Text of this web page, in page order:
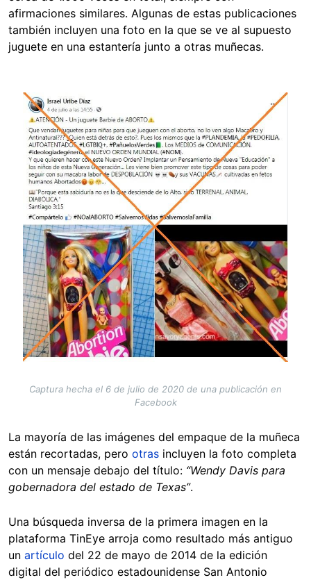
afirmaciones similares. Algunas de estas publicaciones
también incluyen una foto en la que se ve al supuesto
juguete en una estantería junto a otras muñecas.
Image
Captura hecha el 6 de julio de 2020 de una publicación en
Facebook
La mayoría de las imágenes del empaque de la muñeca
están recortadas, pero otras incluyen la foto completa
con un mensaje debajo del título: “Wendy Davis para
gobernadora del estado de Texas”.
Una búsqueda inversa de la primera imagen en la
plataforma TinEye arroja como resultado más antiguo
un artículo del 22 de mayo de 2014 de la edición
digital del periódico estadounidense San Antonio